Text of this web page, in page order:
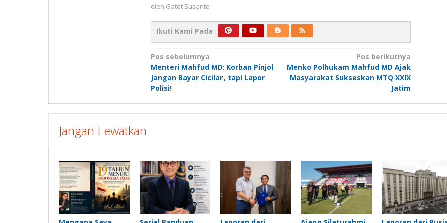
oleh Gatot Susanto
Ikuti Kami Pada
Navigasi
pos
Pos sebelumnya
Menteri Mahfud MD: Korban Pinjol
Jangan Bayar Cicilan, tapi Lapor
Polisi!
Pos berikutnya
Menko Polhukam Mahfud MD Ajak
Masyarakat Sukseskan MTQ XXIX
Jatim
Jangan Lewatkan